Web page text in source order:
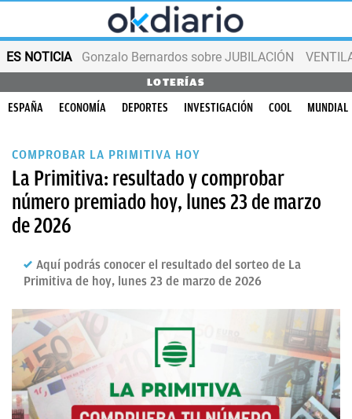
ES NOTICIA Gonzalo Bernardos sobre JUBILACIÓN
LOTERÍAS
ESPAÑA ECONOMÍA DEPORTES INVESTIGACIÓN COOL MUNDIAL
COMPROBAR LA PRIMITIVA HOY
La Primitiva: resultado y comprobar
número premiado hoy, lunes 23 de marzo
de 2026
Aquí podrás conocer el resultado del sorteo de La
Primitiva de hoy, lunes 23 de marzo de 2026